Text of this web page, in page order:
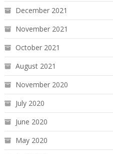
December 2021
November 2021
October 2021
August 2021
November 2020
July 2020
June 2020
May 2020